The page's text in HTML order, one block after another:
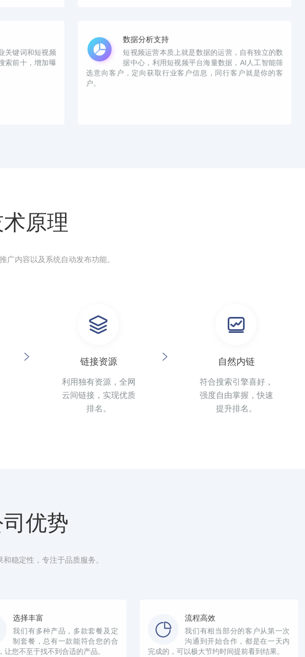
关键词和短视频
索前十，增加曝
数据分析支持
短视频运营本质上就是数据的运营，自有独立的数
据中心，利用短视频平台海量数据，AI人工智能筛
选意向客户，定向获取行业客户信息，同行客户就是你的客
户。
原理
广内容以及系统自动发布功能。
链接资源
利用独有资源，全网
云间链接，实现优质
排名。
自然内链
符合搜索引擎喜好，
强度自由掌握，快速
提升排名。
优势
稳定性，专注于品质服务。
选择丰富
我们有多种产品，多款套餐及定
制套餐，总有一款能符合您的合
让您不至于找不到合适的产品。
流程高效
我们有相当部分的客户从第一次
沟通到开始合作，都是在一天内
完成的，可以极大节约时间提前看到结果。